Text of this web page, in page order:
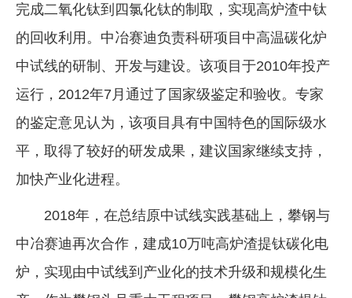
完成二氧化钛到四氯化钛的制取，实现高炉渣中钛
的回收利用。中冶赛迪负责科研项目中高温碳化炉
中试线的研制、开发与建设。该项目于2010年投产
运行，2012年7月通过了国家级鉴定和验收。专家
的鉴定意见认为，该项目具有中国特色的国际级水
平，取得了较好的研发成果，建议国家继续支持，
加快产业化进程。
2018年，在总结原中试线实践基础上，攀钢与
中冶赛迪再次合作，建成10万吨高炉渣提钛碳化电
炉，实现由中试线到产业化的技术升级和规模化生